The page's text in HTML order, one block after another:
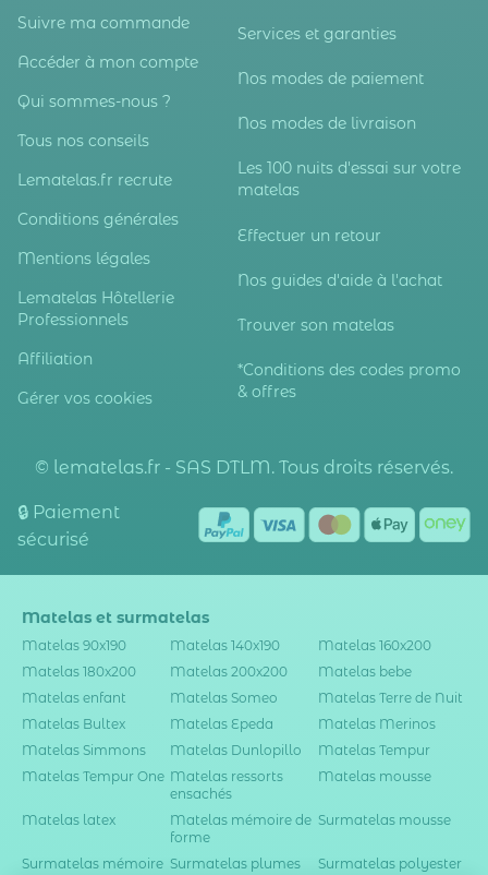
Suivre ma commande
Accéder à mon compte
Qui sommes-nous ?
Tous nos conseils
Lematelas.fr recrute
Conditions générales
Mentions légales
Lematelas Hôtellerie
Professionnels
Affiliation
Gérer vos cookies
Services et garanties
Nos modes de paiement
Nos modes de livraison
Les 100 nuits d'essai sur votre
matelas
Effectuer un retour
Nos guides d'aide à l'achat
Trouver son matelas
*Conditions des codes promo
& offres
© lematelas.fr - SAS DTLM. Tous droits réservés.
🔒 Paiement
sécurisé
Matelas et surmatelas
Matelas 90x190 Matelas 140x190
Matelas 160x200
Matelas 180x200
Matelas 200x200
Matelas bebe
Matelas enfant
Matelas Someo
Matelas Terre de Nuit
Matelas Bultex
Matelas Epeda
Matelas Merinos
Matelas Simmons
Matelas Dunlopillo
Matelas Tempur
Matelas Tempur One Matelas ressorts
ensachés
Matelas mousse
Matelas latex
Matelas mémoire de
forme
Surmatelas mousse
Surmatelas mémoire Surmatelas plumes Surmatelas polyester